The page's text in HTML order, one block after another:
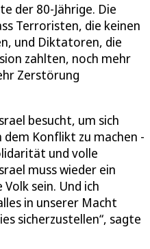
der 80-Jährige. Die
Terroristen, die keinen
und Diktatoren, die
zahlten, noch mehr
Zerstörung
besucht, um sich
Konflikt zu machen -
und volle
muss wieder ein
sein. Und ich
in unserer Macht
sicherzustellen“, sagte